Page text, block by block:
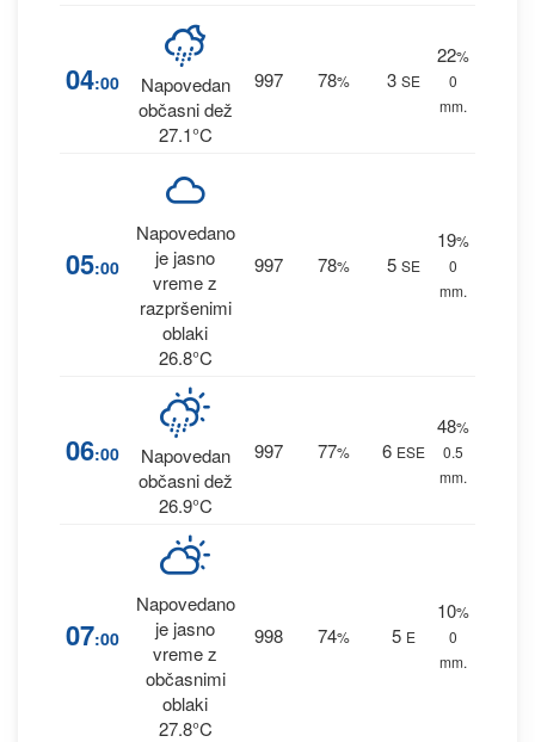
04:00
Napovedan
občasni dež
27.1°C
997 78% 3 SE
22%
0
mm.
05:00
Napovedano
je jasno
vreme z
razpršenimi
oblaki
26.8°C
997 78% 5 SE
19%
0
mm.
06:00
Napovedan
občasni dež
26.9°C
997 77% 6 ESE
48%
0.5
mm.
07:00
Napovedano
je jasno
vreme z
občasnimi
oblaki
27.8°C
998 74% 5 E
10%
0
mm.